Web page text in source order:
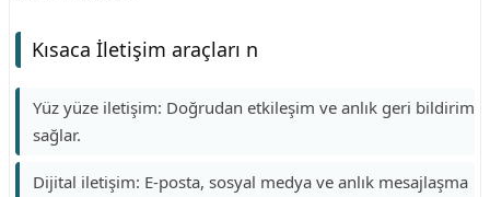
Kısaca İletişim araçları n
Yüz yüze iletişim: Doğrudan etkileşim ve anlık geri bildirim
sağlar.
Dijital iletişim: E-posta, sosyal medya ve anlık mesajlaşma